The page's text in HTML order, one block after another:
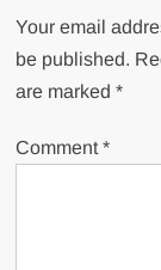
Your email
be published.
are marked*
Comment*